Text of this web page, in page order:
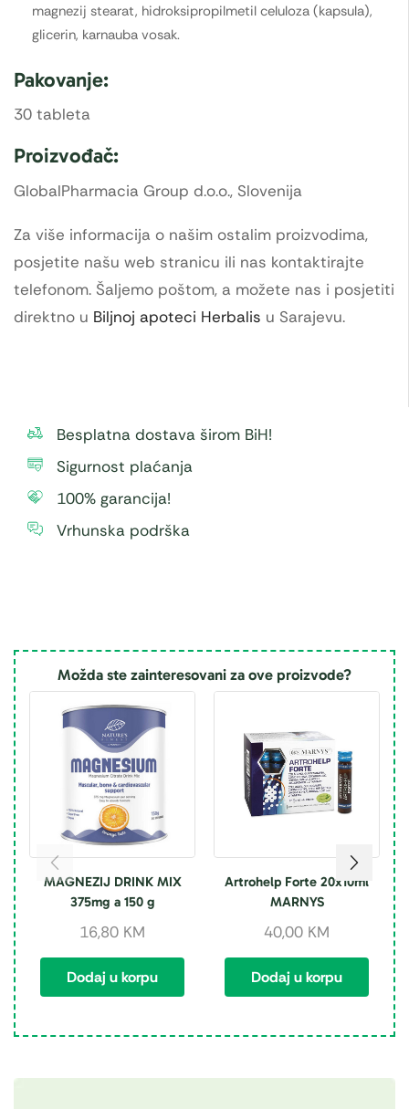
magnezij stearat, hidroksipropilmetil celuloza (kapsula),
glicerin, karnauba vosak.
Pakovanje:
30 tableta
Proizvođač:
GlobalPharmacia Group d.o.o., Slovenija
Za više informacija o našim ostalim proizvodima,
posjetite našu web stranicu ili nas kontaktirajte
telefonom. Šaljemo poštom, a možete nas i posjetiti
direktno u Biljnoj apoteci Herbalis u Sarajevu.
Besplatna dostava širom BiH!
Sigurnost plaćanja
100% garancija!
Vrhunska podrška
Možda ste zainteresovani za ove proizvode?
MAGNEZIJ DRINK MIX
375mg a 150 g
16,80 KM
Dodaj u korpu
Artrohelp Forte 20x10ml
MARNYS
40,00 KM
Dodaj u korpu